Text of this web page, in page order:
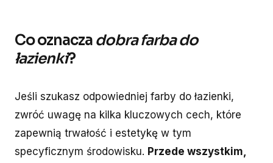
Co oznacza dobra farba do
łazienki?
Jeśli szukasz odpowiedniej farby do łazienki,
zwróć uwagę na kilka kluczowych cech, które
zapewnią trwałość i estetykę w tym
specyficznym środowisku. Przede wszystkim,